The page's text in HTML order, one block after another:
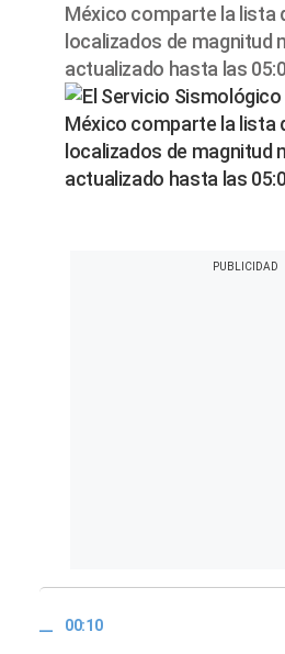
México comparte la lista
localizados de magnitud
actualizado hasta las
00:10